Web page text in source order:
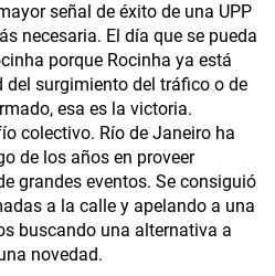
señal de éxito de una UPP
necesaria. El día que se pueda
porque Rocinha ya está
surgimiento del tráfico o de
esa es la victoria.
colectivo. Río de Janeiro ha
de los años en proveer
grandes eventos. Se consiguió
a la calle y apelando a una
buscando una alternativa a
novedad.